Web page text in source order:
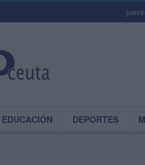
EDUCACIÓN DEPORTES